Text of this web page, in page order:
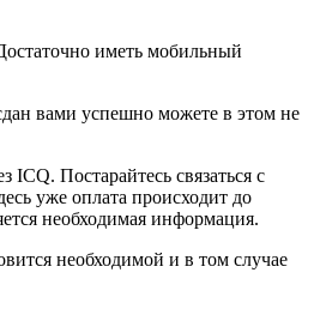
иметь мобильный
вами успешно можете в этом не
ICQ. Постарайтесь связаться с
уже оплата происходит до
необходимая информация.
необходимой и в том случае